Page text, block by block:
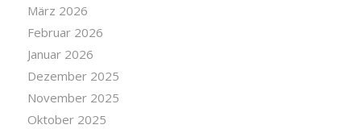
März 2026
Februar 2026
Januar 2026
Dezember 2025
November 2025
Oktober 2025